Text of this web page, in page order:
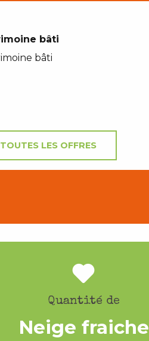
bâti
bâti
TOUTES LES OFFRES
Quantité de
Neige fraiche